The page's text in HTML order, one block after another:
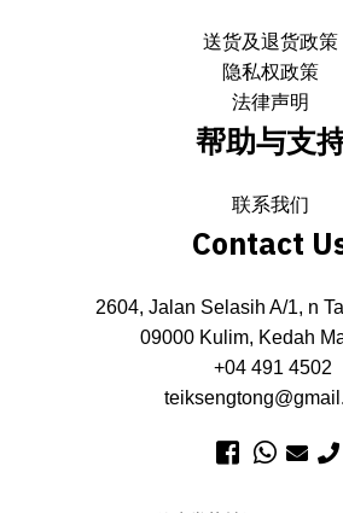
送货及退货政策
隐私权政策
法律声明
帮助与支
联系我们
Contact
2604, Jalan Selasih A/1, n
09000 Kulim, Kedah
+04 491 4502